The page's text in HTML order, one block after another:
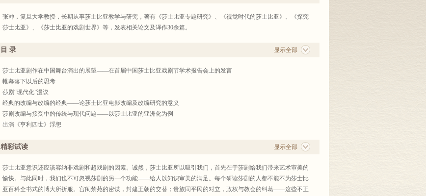
张冲，复旦大学教授，长期从事莎士比亚教学与研究，著有《莎士比亚专题研究》、《视觉时代的莎士比亚》、《探究
莎士比亚》、《莎士比亚的戏剧世界》等，发表相关论文及译作30余篇。
显示全部
目 录
莎士比亚剧作在中国舞台演出的展望——在首届中国莎士比亚戏剧节学术报告会上的发言
帷幕落下以后的思考
莎剧“现代化”漫议
经典的改编与改编的经典——论莎士比亚电影改编及改编研究的意义
莎剧改编与接受中的传统与现代问题——以莎士比亚的亚洲化为例
出演《亨利四世》浮想
香港话剧团的莎剧演出
真善美在中国舞台上的诗意性彰显——论莎士比亚戏剧演出
“人人都是哈姆雷特”——论林兆华对《哈姆雷特》的主题再创
中西文化在戏剧舞台上的遇合——关于“中国戏曲与莎士比亚”的对话
显示全部
精彩试读
莎士比亚意识还应该容纳非戏剧和超戏剧的因素。诚然，莎士比亚所以吸引我们，首先在于莎剧给我们带来艺术审美的
愉快。与此同时，我们也不可忽视莎剧的另一个功能——给人以知识审美的满足。每个研读莎剧的人都不能不为莎士比
亚百科全书式的博大所折服。宫闱禁苑的密谋，封建王朝的交替；贵族同平民的对立，政权与教会的纠葛——这些不正